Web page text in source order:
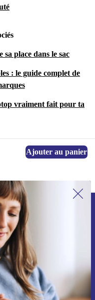
place dans le sac
: le guide complet de
vraiment fait pour ta
Ajouter au panier
de refurbed
offre.